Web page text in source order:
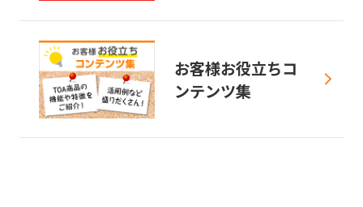
お客様お役立ちコ
ンテンツ集